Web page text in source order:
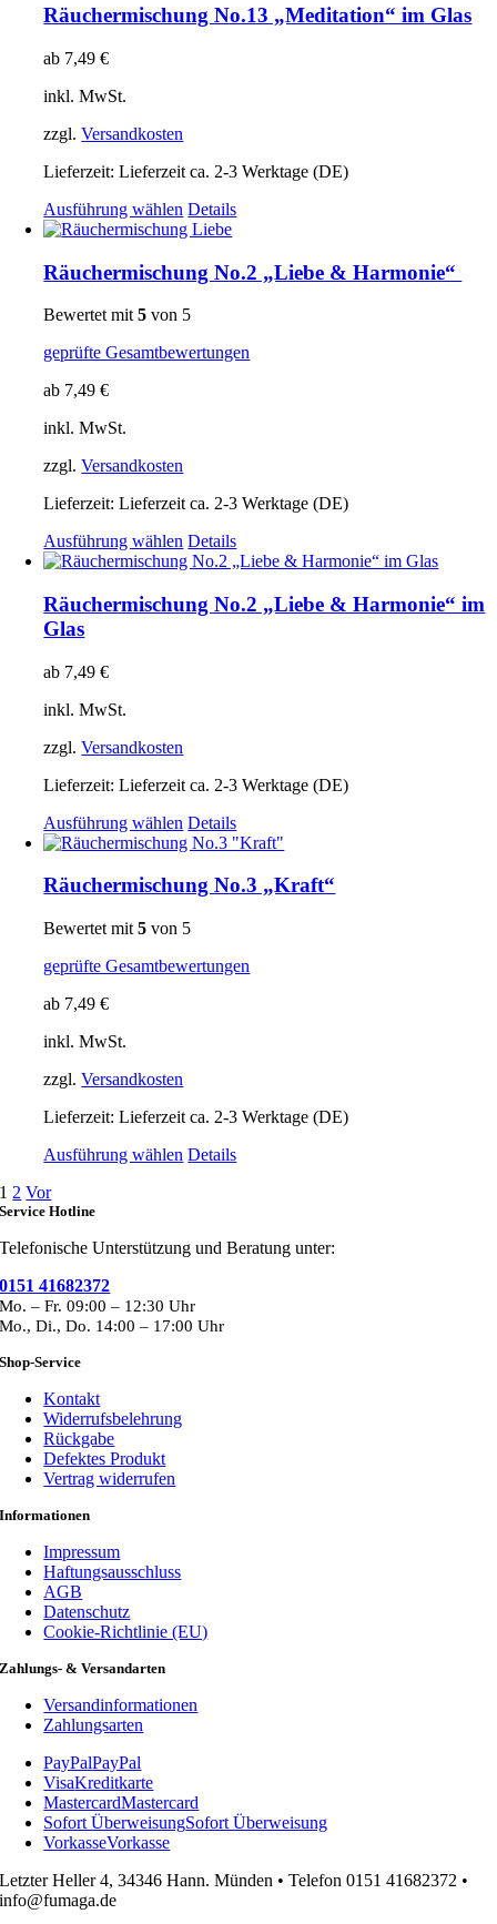
mehrere
Varianten
Produktseite
werden
Räuchermischung No.13 „Meditation“ im Glas
ab 7,49€
inkl. MwSt.
zzgl.Versandkosten
Lieferzeit:Lieferzeit ca. 2-3 Werktage (DE)
Ausführung wählen Dieses
Produkt
mehrere
Varianten
auf.
Optionen
können
Details
Räuchermischung No.2 „Liebe & Harmonie“
Bewertet mit5 von 5
geprüfte Gesamtbewertungen
ab 7,49€
inkl. MwSt.
zzgl.Versandkosten
Lieferzeit:Lieferzeit ca. 2-3 Werktage (DE)
Ausführung wählen Dieses
Produkt
mehrere
Varianten
gewählt
Details
Räuchermischung No.2 „Liebe & Harmonie“ im
Glas
ab 7,49€
inkl. MwSt.
zzgl.Versandkosten
Lieferzeit:Lieferzeit ca. 2-3 Werktage (DE)
Ausführung wählen Dieses
Produkt
mehrere
Varianten
auf.
Optionen
können
Details
Räuchermischung No.3 „Kraft“
Bewertet mit5 von 5
geprüfte Gesamtbewertungen
ab 7,49€
inkl. MwSt.
zzgl.Versandkosten
Lieferzeit:Lieferzeit ca. 2-3 Werktage (DE)
Ausführung wählen Dieses
auf.
können
auf
Details
1 2 Vor
Service Hotline
Telefonische Unterstützung und Beratung unter:
0151 41682372
Mo. – Fr. 09:00 – 12:30 Uhr
Mo., Di., Do. 14:00 – 17:00 Uhr
Shop-Service
Kontakt
Widerrufsbelehrung
Rückgabe
Defektes Produkt
Vertrag widerrufen
Informationen
Impressum
Haftungsausschluss
AGB
Datenschutz
Cookie-Richtlinie (EU)
Zahlungs- & Versandarten
Versandinformationen
Zahlungsarten
PayPalPayPal
VisaKreditkarte
MastercardMastercard
Sofort ÜberweisungSofort Überweisung
VorkasseVorkasse
Letzter Heller 4, 34346 Hann. Münden • Telefon 0151 41682372 •
info@fumaga.de